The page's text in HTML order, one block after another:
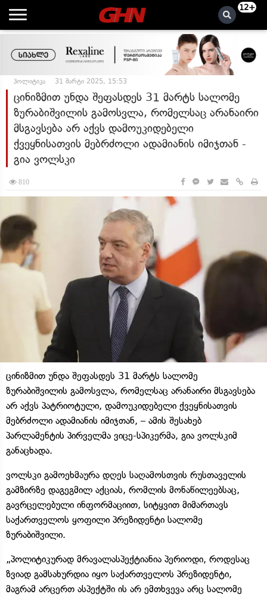
12+
პოლიტიკა 31 მარტი 2025, 15:53
ცინიზმით უნდა შეფასდეს 31 მარტს სალომე
ზურაბიშვილის გამოსვლა, რომელსაც არანაირი
მსგავსება არ აქვს დამოუკიდებელი
ქვეყნისათვის მებრძოლი ადამიანის იმიჯთან -
გია ვოლსკი
810
ცინიზმით უნდა შეფასდეს 31 მარტს სალომე
ზურაბიშვილის გამოსვლა, რომელსაც არანაირი მსგავსება
არ აქვს პატრიოტული, დამოუკიდებელი ქვეყნისათვის
მებრძოლი ადამიანის იმიჯთან, – ამის შესახებ
პარლამენტის პირველმა ვიცე-სპიკერმა, გია ვოლსკიმ
განაცხადა.
ვოლსკი გამოეხმაურა დღეს საღამოსთვის რუსთაველის
გამზირზე დაგეგმილ აქციას, რომლის მონაწილეებსაც,
გავრცელებული ინფორმაციით, სიტყვით მიმართავს
საქართველოს ყოფილი პრეზიდენტი სალომე
ზურაბიშვილი.
„პოლიტიკურად მრავალასპექტიანია პერიოდი, როდესაც
ზვიად გამსახურდია იყო საქართველოს პრეზიდენტი,
მაგრამ არცერთ ასპექტში ის არ ემთხვევა არც სალომე